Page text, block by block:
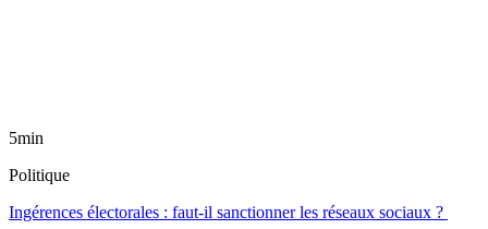
5min
Politique
Ingérences électorales : faut-il sanctionner les réseaux sociaux ?